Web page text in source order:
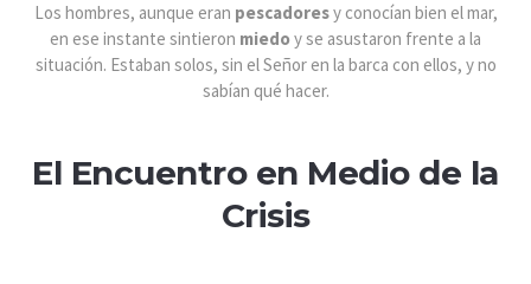
Los hombres, aunque eran pescadoresy conocían bien el mar,
en ese instante sintieron miedo y se asustaron frente a la
situación. Estaban solos, sin el Señor en la barca con ellos, y no
sabían qué hacer.
El Encuentro en Medio de la
Crisis